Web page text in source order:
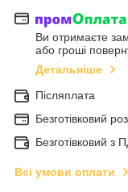
Ви отримаєте
або гроші
Детальніше
Післяплата
Безготівковий
Безготівковий з
Всі умови оплати